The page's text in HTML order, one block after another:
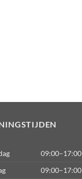
09:00–17:00
09:00–17:00